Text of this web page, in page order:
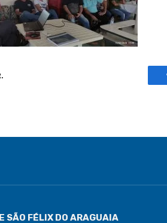
SÃO FÉLIX DO ARAGUAIA